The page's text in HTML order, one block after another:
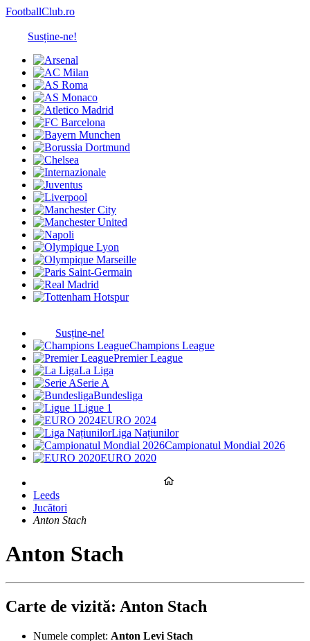
FootballClub.ro
Susține-ne!
Susține-ne!
Champions League
Premier League
La Liga
Serie A
Bundesliga
Ligue 1
EURO 2024
Liga Națiunilor
Campionatul Mondial 2026
EURO 2020
Leeds
Jucători
Anton Stach
Anton Stach
Carte de vizită: Anton Stach
Numele complet: Anton Levi Stach